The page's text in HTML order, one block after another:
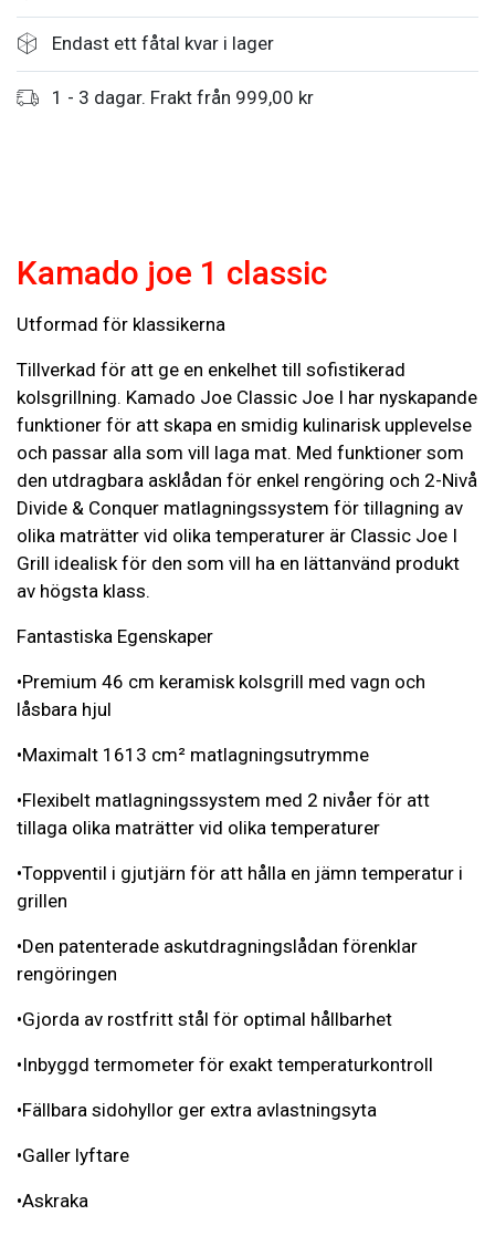
Endast ett fåtal kvar i lager
1 - 3 dagar. Frakt från 999,00 kr
Kamado joe 1 classic
Utformad för klassikerna
Tillverkad för att ge en enkelhet till sofistikerad
kolsgrillning. Kamado Joe Classic Joe I har nyskapande
funktioner för att skapa en smidig kulinarisk upplevelse
och passar alla som vill laga mat. Med funktioner som
den utdragbara asklådan för enkel rengöring och 2-Nivå
Divide & Conquer matlagningssystem för tillagning av
olika maträtter vid olika temperaturer är Classic Joe I
Grill idealisk för den som vill ha en lättanvänd produkt
av högsta klass.
Fantastiska Egenskaper
•Premium 46 cm keramisk kolsgrill med vagn och
låsbara hjul
•Maximalt 1613 cm² matlagningsutrymme
•Flexibelt matlagningssystem med 2 nivåer för att
tillaga olika maträtter vid olika temperaturer
•Toppventil i gjutjärn för att hålla en jämn temperatur i
grillen
•Den patenterade askutdragningslådan förenklar
rengöringen
•Gjorda av rostfritt stål för optimal hållbarhet
•Inbyggd termometer för exakt temperaturkontroll
•Fällbara sidohyllor ger extra avlastningsyta
•Galler lyftare
•Askraka